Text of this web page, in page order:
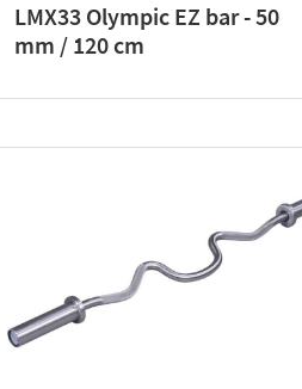
LMX33 Olympic EZ bar - 50
mm / 120 cm